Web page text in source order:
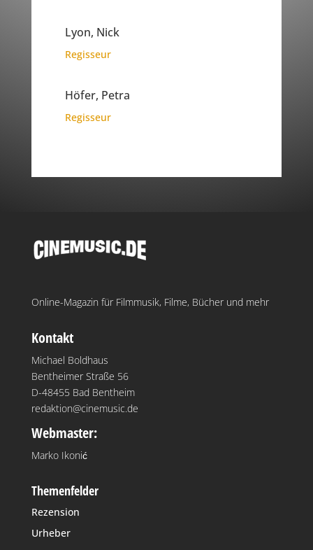
Lyon, Nick
Regisseur
Höfer, Petra
Regisseur
Online-Magazin für Filmmusik, Filme, Bücher und mehr
Kontakt
Michael Boldhaus
Bentheimer Straße 56
D-48455 Bad Bentheim
redaktion@cinemusic.de
Webmaster:
Marko Ikonić
Themenfelder
Rezension
Urheber